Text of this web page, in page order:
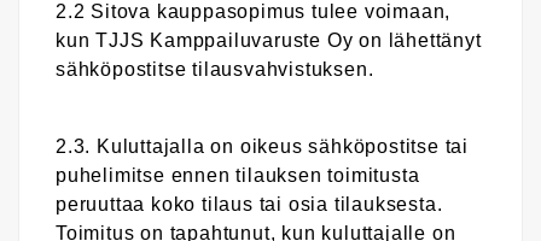
2.2 Sitova kauppasopimus tulee voimaan,
kun TJJS Kamppailuvaruste Oy on lähettänyt
sähköpostitse tilausvahvistuksen.
2.3. Kuluttajalla on oikeus sähköpostitse tai
puhelimitse ennen tilauksen toimitusta
peruuttaa koko tilaus tai osia tilauksesta.
Toimitus on tapahtunut, kun kuluttajalle on